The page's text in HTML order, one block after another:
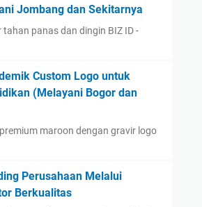
Jombang dan Sekitarnya
panas dan dingin BIZ ID -
Custom Logo untuk
(Melayani Bogor dan
maroon dengan gravir logo
Perusahaan Melalui
Berkualitas